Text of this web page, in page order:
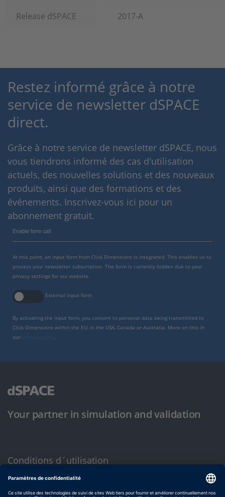
Release dSPACE 2017-A
Restez informé grâce à notre
service de newsletter dSPACE
direct.
Grâce à notre service de newsletter dSPACE, nous
vous tiendrons informé des cas d'utilisation
actuels, des nouvelles solutions et des nouveaux
produits, ainsi que des formations et des
événements. Inscrivez-vous ici pour un
abonnement gratuit.
Enable form call
At this point, an input form from Click Dimensions is integrated. This enables us to
process your newsletter subscription. The form is currently hidden due to your
privacy settings for our website.
External input form
By activating the input form, you consent to personal data being transmitted to
Click Dimensions within the EU, in the USA, Canada or Australia. More on this in
our
Your partner in simulation and validation
Conditions d´utilisation
Politique de confidentialité